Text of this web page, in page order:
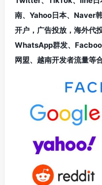
南、Yahoo日本、Naver
开户，广告投放，海外代
WhatsApp群发、
网盟、越南开发者流量等